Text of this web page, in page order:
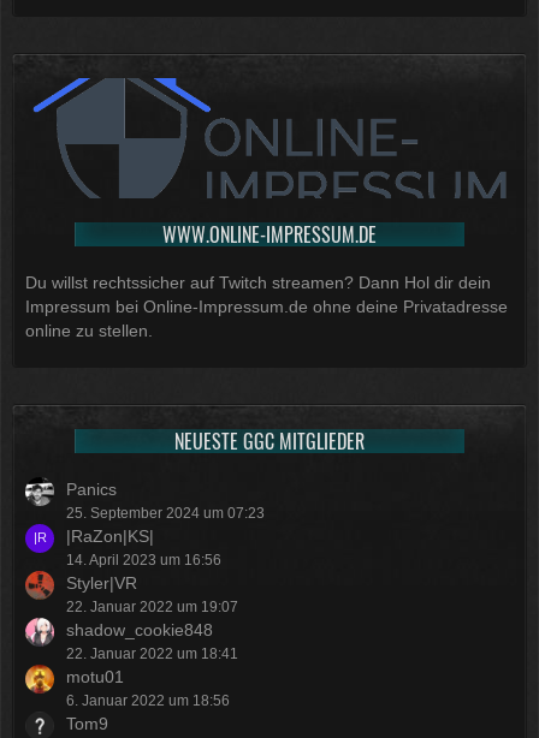
WWW.ONLINE-IMPRESSUM.DE
Du willst rechtssicher auf Twitch streamen? Dann Hol dir dein
Impressum bei Online-Impressum.de ohne deine Privatadresse
online zu stellen.
NEUESTE GGC MITGLIEDER
Panics
25. September 2024 um 07:23
|RaZon|KS|
14. April 2023 um 16:56
Styler|VR
22. Januar 2022 um 19:07
shadow_cookie848
22. Januar 2022 um 18:41
motu01
6. Januar 2022 um 18:56
Tom9